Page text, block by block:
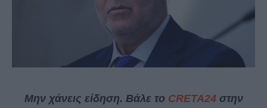
Μην χάνεις είδηση. Βάλε το CRETA24στην